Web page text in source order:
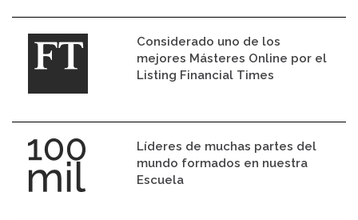
Considerado uno de los
mejores Másteres Online por el
Listing Financial Times
Líderes de muchas partes del
mundo formados en nuestra
Escuela